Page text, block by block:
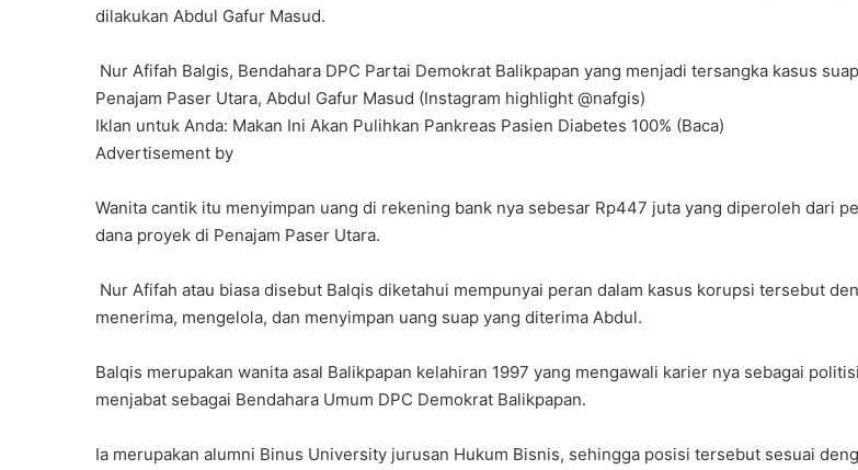
dilakukan Abdul Gafur Masud.
Nur Afifah Balgis, Bendahara DPC Partai Demokrat Balikpapan yang menjadi tersangka kasus
Penajam Paser Utara, Abdul Gafur Masud (Instagram highlight @nafgis)
Iklan untuk Anda: Makan Ini Akan Pulihkan Pankreas Pasien Diabetes 100% (Baca)
Advertisement by
Wanita cantik itu menyimpan uang di rekening bank nya sebesar Rp447 juta yang diperoleh dari
dana proyek di Penajam Paser Utara.
Nur Afifah atau biasa disebut Balqis diketahui mempunyai peran dalam kasus korupsi tersebut
menerima, mengelola, dan menyimpan uang suap yang diterima Abdul.
Balqis merupakan wanita asal Balikpapan kelahiran 1997 yang mengawali karier nya sebagai
menjabat sebagai Bendahara Umum DPC Demokrat Balikpapan.
Ia merupakan alumni Binus University jurusan Hukum Bisnis, sehingga posisi tersebut sesuai